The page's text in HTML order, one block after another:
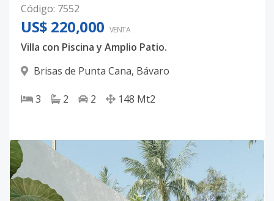
Código: 7552
US$ 220,000 VENTA
Villa con Piscina y Amplio Patio.
Brisas de Punta Cana, Bávaro
3 2 2 148 Mt2